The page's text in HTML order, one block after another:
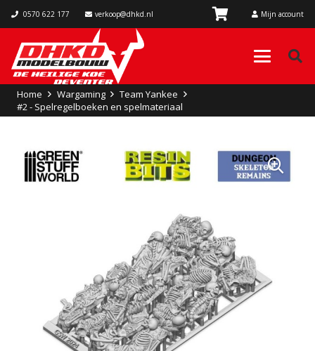
0570 622 177 verkoop@dhkd.nl Mijn account
Home Wargaming
Team Yankee
#2 - Spelregelboeken en spelmateriaal